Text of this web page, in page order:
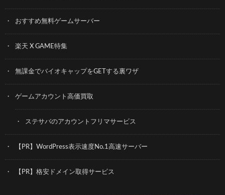
おすすめ無料ゲームサーバー
楽天 X GAME特集
無課金でバイオキャップをGETする裏ワザ
ゲームアカウント高価買取
ステサバのアカウントフリマサービス
【PR】WordPress表示速度No.1高速サーバー
【PR】格安ドメイン取得サービス